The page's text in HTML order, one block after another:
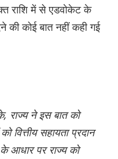
राशि में से एडवोकेट के
की कोई बात नहीं कही गई
राज्य ने इस बात को
वित्तीय सहायता प्रदान
आधार पर राज्य को